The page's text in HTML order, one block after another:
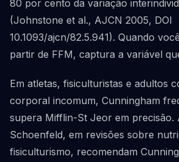
80 por cento da variação
(Johnstone et al., AJCN 2005, DOI
10.1093/ajcn/82.5.941). Quando
partir de FFM, captura a variável
Em atletas, fisiculturistas e adultos
corporal incomum, Cunningham
supera Mifflin-St Jeor em precisão.
Schoenfeld, em revisões sobre
fisiculturismo, recomendam